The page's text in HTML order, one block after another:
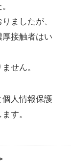
ましたが、
接触者はい
せん。
人情報保護
す。